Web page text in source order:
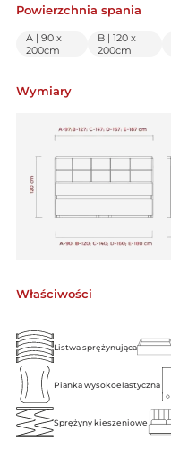
Powierzchnia spania
A | 90 x
200cm
B | 120 x
200cm
Wymiary
Właściwości
Listwa sprężynująca
Pianka wysokoelastyczna
Sprężyny kieszeniowe